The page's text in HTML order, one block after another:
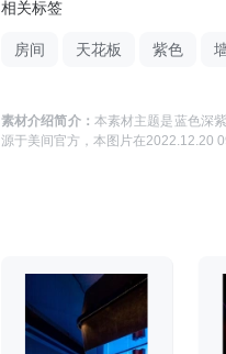
相关标签
房间 天花板 紫色
素材介绍简介： 本素材主题是蓝色深
源于美间官方 ，本图片在2022.12.20